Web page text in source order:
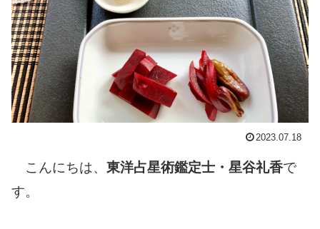
2023.07.18
こんにちは、 東洋占星術鑑定士・星谷礼香で
す。